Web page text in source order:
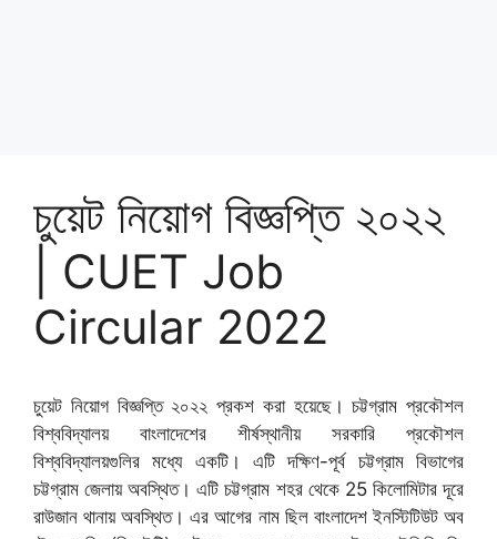
চুয়েট নিয়োগ বিজ্ঞপ্তি ২০২২
| CUET Job
Circular 2022
চুয়েট নিয়োগ বিজ্ঞপ্তি ২০২২ প্রকশ করা হয়েছে। চট্টগ্রাম প্রকৌশল
বিশ্ববিদ্যালয় বাংলাদেশের শীর্ষস্থানীয় সরকারি প্রকৌশল
বিশ্ববিদ্যালয়গুলির মধ্যে একটি। এটি দক্ষিণ-পূর্ব চট্টগ্রাম বিভাগের
চট্টগ্রাম জেলায় অবস্থিত। এটি চট্টগ্রাম শহর থেকে 25 কিলোমিটার দূরে
রাউজান থানায় অবস্থিত। এর আগের নাম ছিল বাংলাদেশ ইনস্টিটিউট অব